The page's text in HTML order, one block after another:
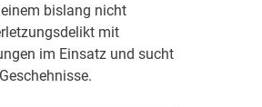
bislang nicht
mit
im Einsatz und sucht